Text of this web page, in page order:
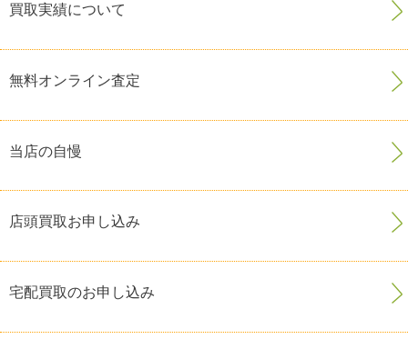
買取実績について
無料オンライン査定
当店の自慢
店頭買取お申し込み
宅配買取のお申し込み